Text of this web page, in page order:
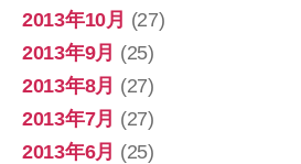
2013年10月 (27)
2013年9月 (25)
2013年8月 (27)
2013年7月 (27)
2013年6月 (25)